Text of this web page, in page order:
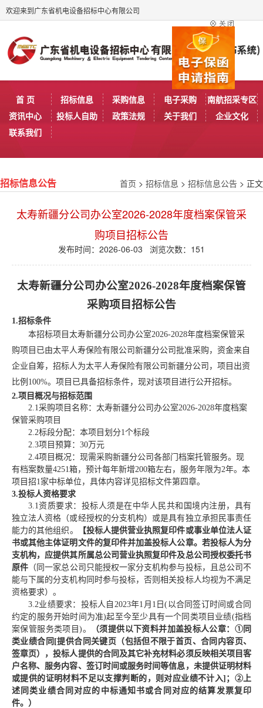
欢迎来到广东省机电设备招标中心有限公司
首 页 招标信息 采购信息 电子采购
南航招采专区
资讯中心
投标人自助 政策法规 关于我们
企业文化
联系我们
招标信息公告 首页 > 招标信息 > 招标信息公告 > 正文
太寿新疆分公司办公室2026-2028年度档案保管采
购项目招标公告
发布时间：2026-06-03 浏览次数： 151
太寿新疆分公司办公室2026-2028年度档案保管
采购项目招标公告
1.招标条件
本招标项目 太寿新疆分公司办公室2026-2028年度档案保管采
购项目 已由太平人寿保险有限公司新疆分公司批准采购，资金来自
企业自筹，招标人为太平人寿保险有限公司新疆分公司 ，项目出资
比例 100%。项目已具备招标条件，现对该项目进行公开招标。
2.项目概况与招标范围
2.1采购项目名称： 太寿新疆分公司办公室2026-2028年度档案
保管采购项目
2.2标段分配：本项目划分1个标段
2.3项目预算： 30万元
2.4项目概况： 现需采购新疆分公司各部门档案托管服务。现
有档案数量4251箱，预计每年新增200箱左右，服务年限为2年。 本
项目招1家中标单位， 具体内容详见招标文件第四章。
3.投标人资格要求
3.1资质要求： 投标人须是在中华人民共和国境内注册，具有
独立法人资格（或经授权的分支机构）或是具有独立承担民事责任
能力的其他组织。
【投标人提供营业执照复印件或事业单位法人证
书或其他主体证明文件的复印件并加盖投标人公章。若投标人为分
支机构，应提供其所属总公司营业执照复印件及总公司授权委托书
原件 （同一家总公司只能授权一家分支机构参与投标，且总公司不
能与下属的分支机构同时参与投标，否则相关投标人均视为不满足
资格要求）。
3.2业绩要求： 投标人自 2023年1月1日(以合同签订时间或合同
约定的服务开始时间为准)起至今至少具有一个同类项目业绩(指档
案保管服务类项目)。 （须提供以下资料并加盖投标人公章： ①同
类业绩合同 [提供合同关键页（包括但不限于首页、合同内容页、
签章页），投标人提供的合同及其它补充材料必须反映相关项目客
户名称、服务内容、签订时间或服务时间等信息，未提供证明材料
或提供的证明材料不足以支撑判断的，则对应业绩不计入] ； ②上
述同类业绩合同对应的中标通知书或合同对应的结算发票复印
件。 ）